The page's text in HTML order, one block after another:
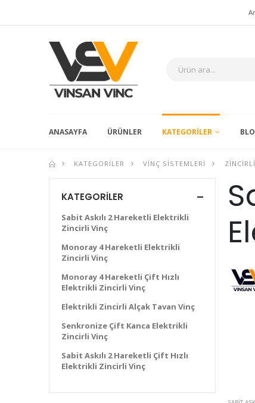
ANASAYFA ÜRÜNLER KATEGORILER
KATEGORILER VINÇ SISTEMLERI
KATEGORILER
Sabit Askılı 2 Hareketli Elektrikli
Zincirli Vinç
Monoray 4 Hareketli Elektrikli
Zincirli Vinç
Monoray 4 Hareketli Çift Hızlı
Elektrikli Zincirli Vinç
Elektrikli Zincirli Alçak Tavan Vinç
Senkronize Çift Kanca Elektrikli
Zincirli Vinç
Sabit Askılı 2 Hareketli Çift Hızlı
Elektrikli Zincirli Vinç